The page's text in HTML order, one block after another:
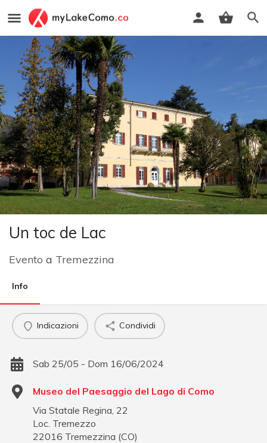
Un toc de Lac
Evento a Tremezzina
Info
Indicazioni Condividi
Sab 25/05 - Dom 16/06/2024
Museo del Paesaggio del Lago di Como
Via Statale Regina, 22
Loc. Tremezzo
22016 Tremezzina (CO)